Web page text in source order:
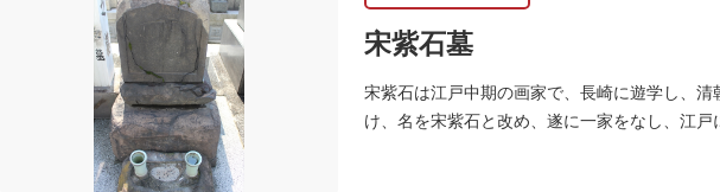
宋紫石墓
宋紫石は江戸中期の画家で、長崎に遊学し、
け、名を宋紫石と改め、遂に一家をなし、江